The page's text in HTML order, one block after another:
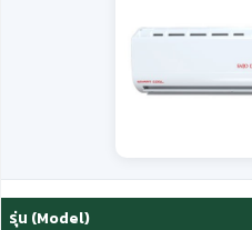
รุ่น (Model)